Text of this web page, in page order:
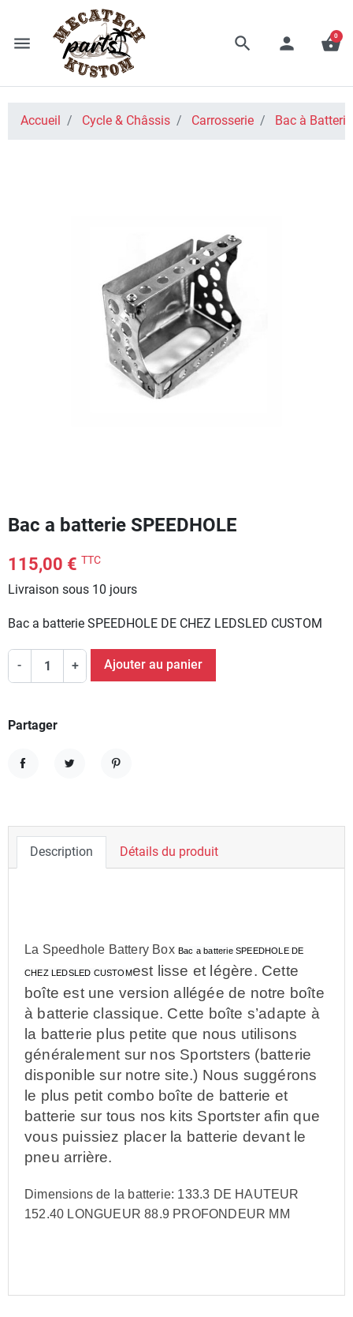
menu search person shopping_basket
0
Accueil Cycle & Châssis Carrosserie Bac à Batterie
Bac a batterie SPEEDHOLE
115,00 € TTC
Livraison sous 10 jours
Bac a batterie SPEEDHOLE DE CHEZ LEDSLED CUSTOM
- + Ajouter au panier
Partager
Description Détails du produit
La Speedhole Battery Box Bac a batterie SPEEDHOLE DE
CHEZ LEDSLED CUSTOMest lisse et légère. Cette
boîte est une version allégée de notre boîte
à batterie classique. Cette boîte s’adapte à
la batterie plus petite que nous utilisons
généralement sur nos Sportsters (batterie
disponible sur notre site.) Nous suggérons
le plus petit combo boîte de batterie et
batterie sur tous nos kits Sportster afin que
vous puissiez placer la batterie devant le
pneu arrière.
Dimensions de la batterie: 133.3 DE HAUTEUR
152.40 LONGUEUR 88.9 PROFONDEUR MM